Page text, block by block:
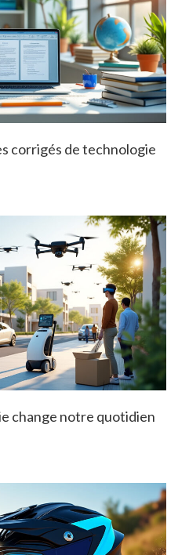
corrigés de technologie
change notre quotidien